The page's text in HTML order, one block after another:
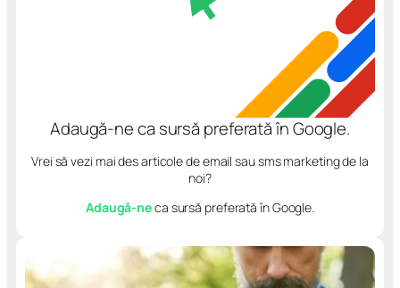
Adaugă-ne ca sursă preferată în Google.
Vrei să vezi mai des articole de email sau sms marketing de la
noi?
Adaugă-neca sursă preferată în Google.